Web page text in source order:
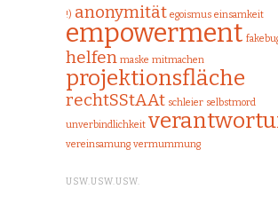
!) anonymität egoismus einsamkeit
empowerment
helfen maske mitmachen
projektionsfläche
rechtSStAAt schleier selbstmord
unverbindlichkeit
vereinsamung vermummung
USW.USW.USW.